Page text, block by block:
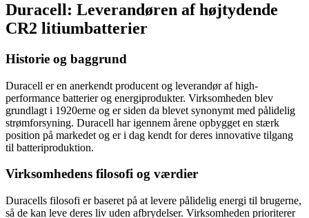
Duracell: Leverandøren af højtydende
CR2 litiumbatterier
Historie og baggrund
Duracell er en anerkendt producent og leverandør af high-
performance batterier og energiprodukter. Virksomheden blev
grundlagt i 1920erne og er siden da blevet synonymt med pålidelig
strømforsyning. Duracell har igennem årene opbygget en stærk
position på markedet og er i dag kendt for deres innovative tilgang
til batteriproduktion.
Virksomhedens filosofi og værdier
Duracells filosofi er baseret på at levere pålidelig energi til brugerne,
så de kan leve deres liv uden afbrydelser. Virksomheden prioriterer